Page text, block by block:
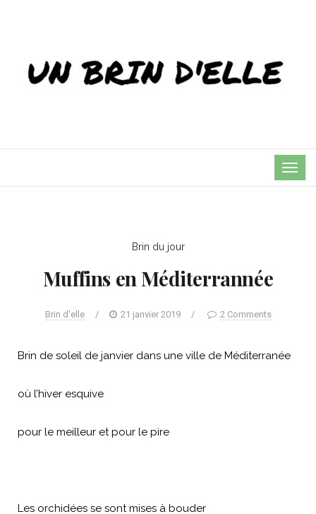
Brin du jour
Muffins en Méditerrannée
Brin d'elle / 21 janvier 2019 / 2 Comments
Brin de soleil de janvier dans une ville de Méditerranée
où l’hiver esquive
pour le meilleur et pour le pire
Les orchidées se sont mises à bouder